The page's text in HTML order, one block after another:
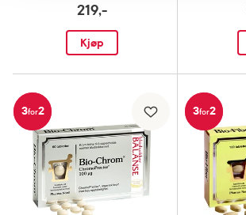
219,-
Kjøp
3for2 3for2